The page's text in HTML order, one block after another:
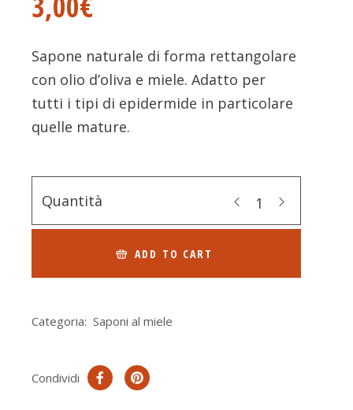
Sapone naturale di forma rettangolare
con olio d’oliva e miele. Adatto per
tutti i tipi di epidermide in particolare
quelle mature.
Quantità
ADD TO CART
Categoria: Saponi al miele
Condividi